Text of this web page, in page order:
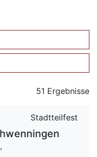
51 Ergebnisse
Stadtteilfest